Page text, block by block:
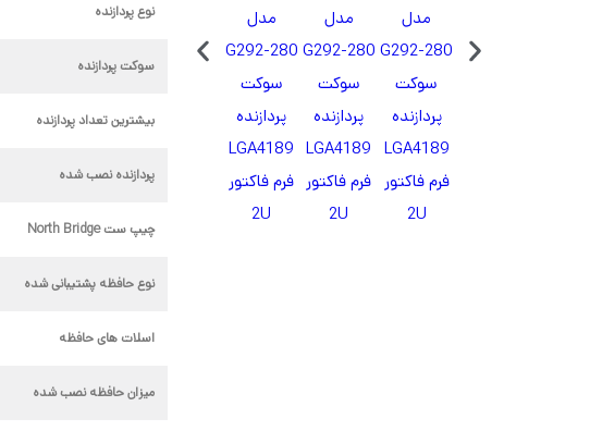
نوع پردازنده
سوکت پردازنده
بیشترین تعداد پردازنده
پردازنده نصب شده
چیپ ست North Bridge
نوع حافظه پشتیبانی شده
اسلات های حافظه
میزان حافظه نصب شده